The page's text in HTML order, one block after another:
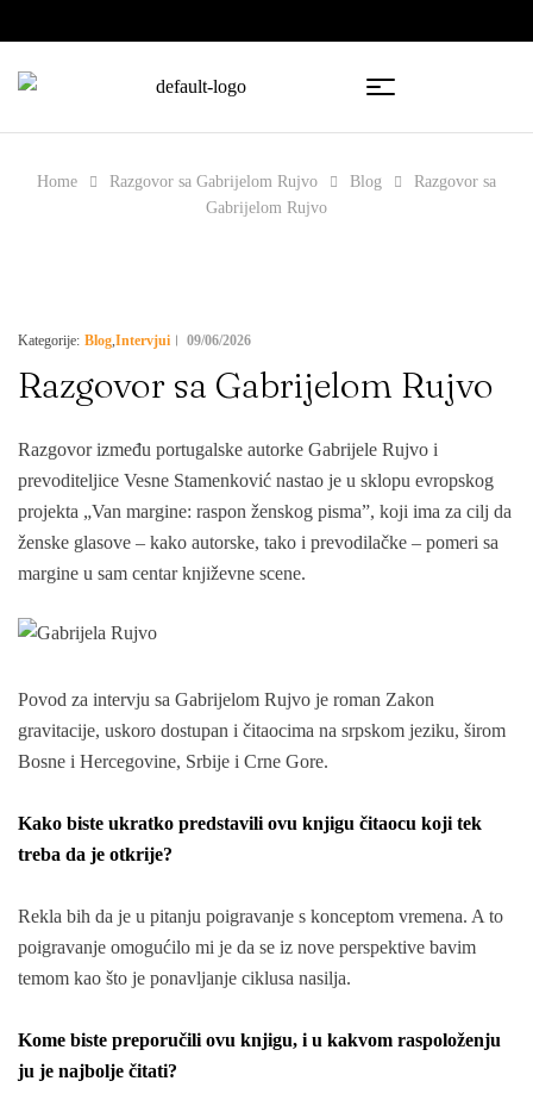
Home Razgovor sa Gabrijelom Rujvo Blog
Razgovor sa
Gabrijelom Rujvo
09/06/2026
Kategorije: Blog,Intervjui
Razgovor sa Gabrijelom Rujvo
Razgovor između portugalske autorke Gabrijele Rujvo i
prevoditeljice Vesne Stamenković nastao je u sklopu evropskog
projekta „Van margine: raspon ženskog pisma”, koji ima za cilj da
ženske glasove – kako autorske, tako i prevodilačke – pomeri sa
margine u sam centar književne scene.
Povod za intervju sa Gabrijelom Rujvo je roman Zakon
gravitacije, uskoro dostupan i čitaocima na srpskom jeziku, širom
Bosne i Hercegovine, Srbije i Crne Gore.
Kako biste ukratko predstavili ovu knjigu čitaocu koji tek
treba da je otkrije?
Rekla bih da je u pitanju poigravanje s konceptom vremena. A to
poigravanje omogućilo mi je da se iz nove perspektive bavim
temom kao što je ponavljanje ciklusa nasilja.
Kome biste preporučili ovu knjigu, i u kakvom raspoloženju
ju je najbolje čitati?